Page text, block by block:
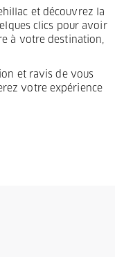
et découvrez la
clics pour avoir
à votre destination,
et ravis de vous
votre expérience